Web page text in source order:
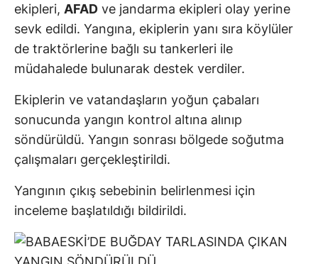
ekipleri, AFAD ve jandarma ekipleri olay yerine
sevk edildi. Yangına, ekiplerin yanı sıra köylüler
de traktörlerine bağlı su tankerleri ile
müdahalede bulunarak destek verdiler.
Ekiplerin ve vatandaşların yoğun çabaları
sonucunda yangın kontrol altına alınıp
söndürüldü. Yangın sonrası bölgede soğutma
çalışmaları gerçekleştirildi.
Yangının çıkış sebebinin belirlenmesi için
inceleme başlatıldığı bildirildi.